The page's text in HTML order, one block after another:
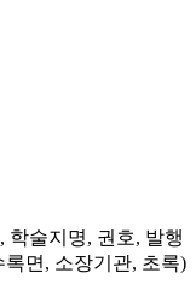
학술지명, 권호, 발행
면, 소장기관, 초록)